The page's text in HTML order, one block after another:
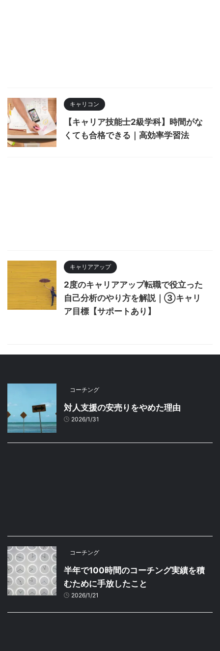
キャリコン
【キャリア技能士2級学科】時間がな
くても合格できる｜高効率学習法
キャリアアップ
2度のキャリアアップ転職で役立った
自己分析のやり方を解説｜③キャリ
ア目標【サポートあり】
コーチング
対人支援の安売りをやめた理由
2026/1/31
コーチング
半年で100時間のコーチング実績を積
むために手放したこと
2026/1/21